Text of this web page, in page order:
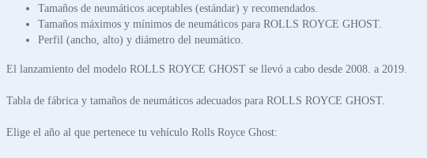
Tamaños de neumáticos aceptables (estándar) y recomendados.
Tamaños máximos y mínimos de neumáticos para ROLLS ROYCE GHOST.
Perfil (ancho, alto) y diámetro del neumático.
El lanzamiento del modelo ROLLS ROYCE GHOST se llevó a cabo desde 2008. a 2019.
Tabla de fábrica y tamaños de neumáticos adecuados para ROLLS ROYCE GHOST.
Elige el año al que pertenece tu vehículo Rolls Royce Ghost: